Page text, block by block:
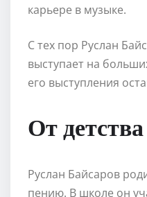
карьере в музыке.
С тех пор Руслан
выступает на
его выступления
От
Руслан Байсаров
пению. В школе он